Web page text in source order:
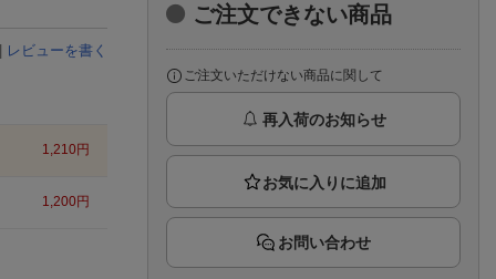
楽天チケット
エンタメニュース
推し楽
レビューを書く
1,210円
1,200円
ご注文できない商品
ご注文いただけない商品に関して
再入荷のお知らせ
お問い合わせ